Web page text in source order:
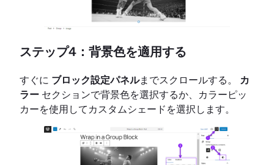
ステップ4：背景色を適用する
すぐに ブロック設定パネルまでスクロールする。 カ
ラー セクションで背景色を選択するか、カラーピッ
カーを使用してカスタムシェードを選択します。